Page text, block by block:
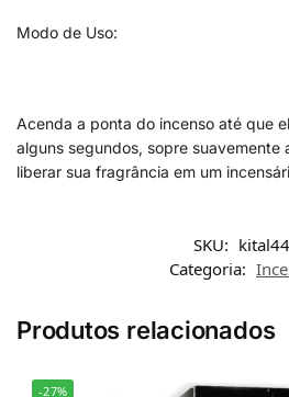
Modo de Uso:
Acenda a ponta do incenso até que
alguns segundos, sopre suavemente
liberar sua fragrância em um
SKU:
Categoria:
Produtos relacionados
-27%